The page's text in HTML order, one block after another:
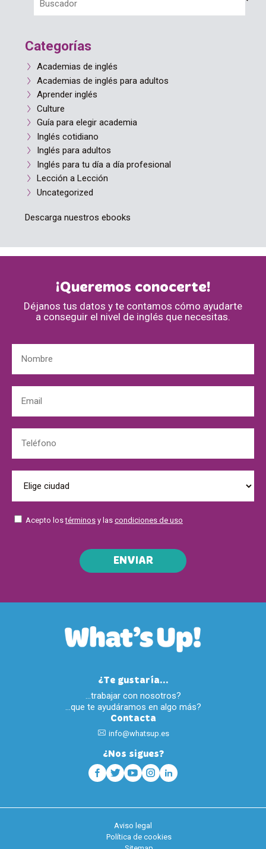
Categorías
Academias de inglés
Academias de inglés para adultos
Aprender inglés
Culture
Guía para elegir academia
Inglés cotidiano
Inglés para adultos
Inglés para tu día a día profesional
Lección a Lección
Uncategorized
Descarga nuestros ebooks
¡Queremos conocerte!
Déjanos tus datos y te contamos cómo ayudarte
a conseguir el nivel de inglés que necesitas.
Acepto lostérminos y las condiciones de uso
ENVIAR
¿Te gustaría...
…trabajar con nosotros?
…que te ayudáramos en algo más?
Contacta
info@whatsup.es
¿Nos sigues?
Aviso legal
Política de cookies